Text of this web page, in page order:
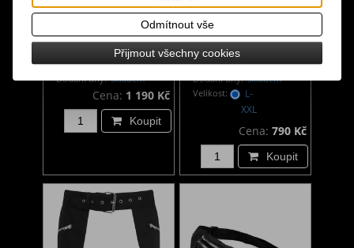
Gotický opasek s
kapsou / ledvinka
Dodání dny:skladem
Cena: 1 190 Kč
Koupit
Gotický postroj s
kapsami
Dodání dny:skladem
Velikost:
L-
XXL
Cena: 790 Kč
Koupit
Odmítnout vše
Přijmout všechny cookies